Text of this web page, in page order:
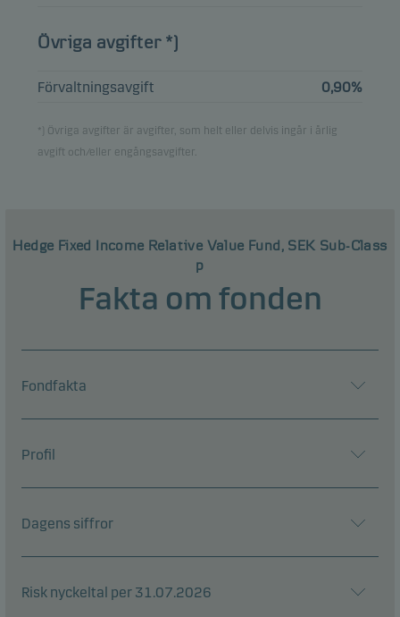
Övriga avgifter *)
Förvaltningsavgift 0,90%
*) Övriga avgifter är avgifter, som helt eller delvis ingår i årlig
avgift och/eller engångsavgifter.
Hedge Fixed Income Relative Value Fund, SEK Sub-Class
p
Fakta om fonden
Fondfakta
Profil
Dagens siffror
Risk nyckeltal per 31.07.2026